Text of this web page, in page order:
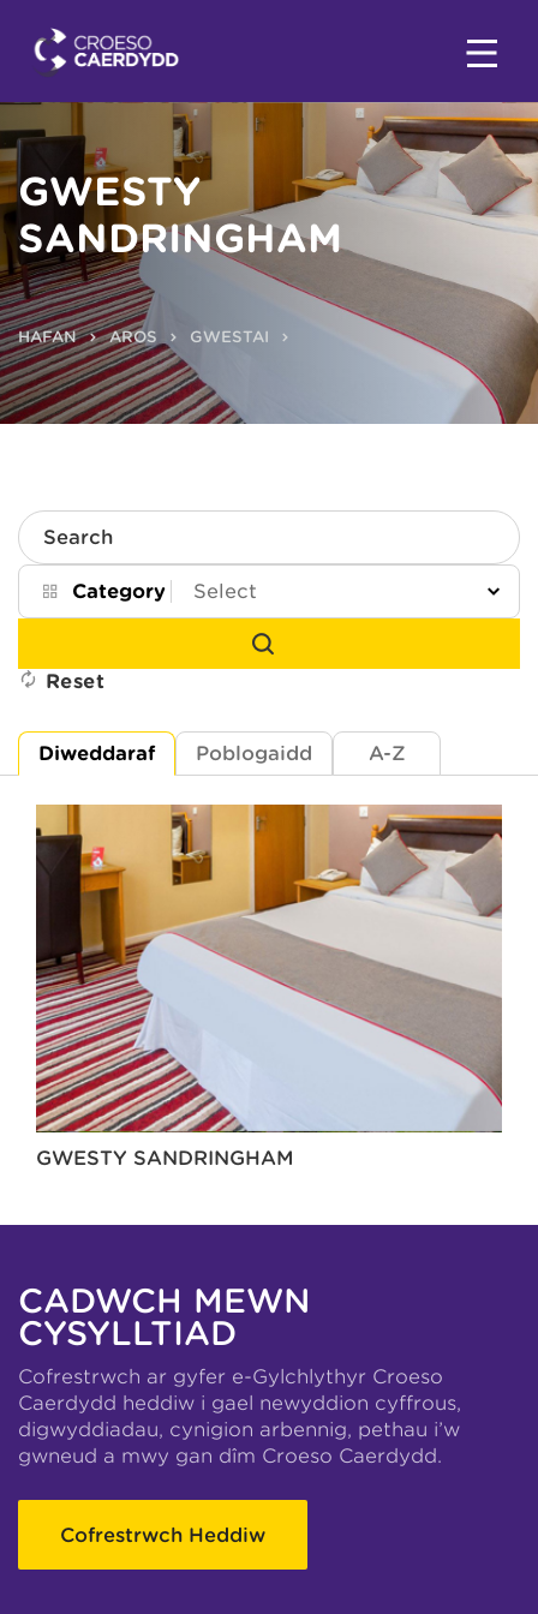
GWESTY
SANDRINGHAM
HAFAN AROS GWESTAI
Search
Category
Reset
Diweddaraf Poblogaidd A-Z
GWESTY SANDRINGHAM
CADWCH MEWN
CYSYLLTIAD
Cofrestrwch ar gyfer e-Gylchlythyr Croeso
Caerdydd heddiw i gael newyddion cyffrous,
digwyddiadau, cynigion arbennig, pethau i’w
gwneud a mwy gan dîm Croeso Caerdydd.
Cofrestrwch Heddiw